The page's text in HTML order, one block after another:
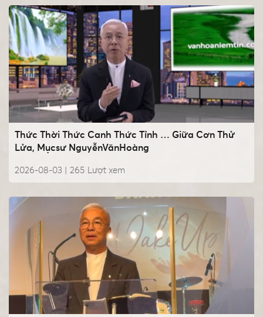
Thức Thời Thức Canh Thức Tỉnh … Giữa Cơn Thử
Lửa, Mụcsư NguyễnVănHoàng
2026-08-03 | Lượt xem
265